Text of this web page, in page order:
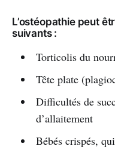
L’ostéopathie peut
suivants :
Torticolis du
Tête plate
Difficultés de
d’allaitement
Bébés crispés,